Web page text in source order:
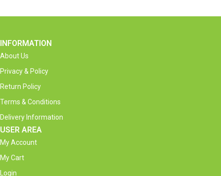
INFORMATION
About Us
Privacy & Policy
Return Policy
Terms & Conditions
Delivery Information
USER AREA
My Account
My Cart
Login